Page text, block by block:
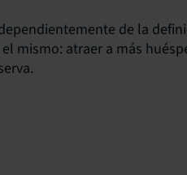
de la
el mismo: atraer a más